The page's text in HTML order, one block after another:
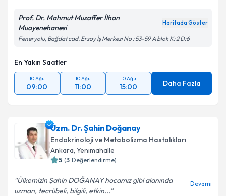
Prof. Dr. Mahmut Muzaffer İlhan
Muayenehanesi
Haritada Göster
Feneryolu, Bağdat cad. Ersoy İş Merkezi No : 53-59 A blok K: 2 D:6
En Yakın Saatler
10 Ağu
09:00
10 Ağu
11:00
10 Ağu
15:00 Daha Fazla
Uzm. Dr. Şahin Doğanay
Endokrinoloji ve Metabolizma Hastalıkları
Ankara, Yenimahalle
5 (3 Değerlendirme)
Ülkemizin Şahin DOĞANAY hocamız gibi alanında
uzman, tecrübeli, bilgili, etkin...
Devamı